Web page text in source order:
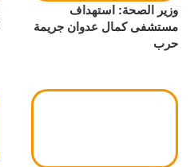
وزير الصحة: استهداف
مستشفى كمال عدوان جريمة
حرب